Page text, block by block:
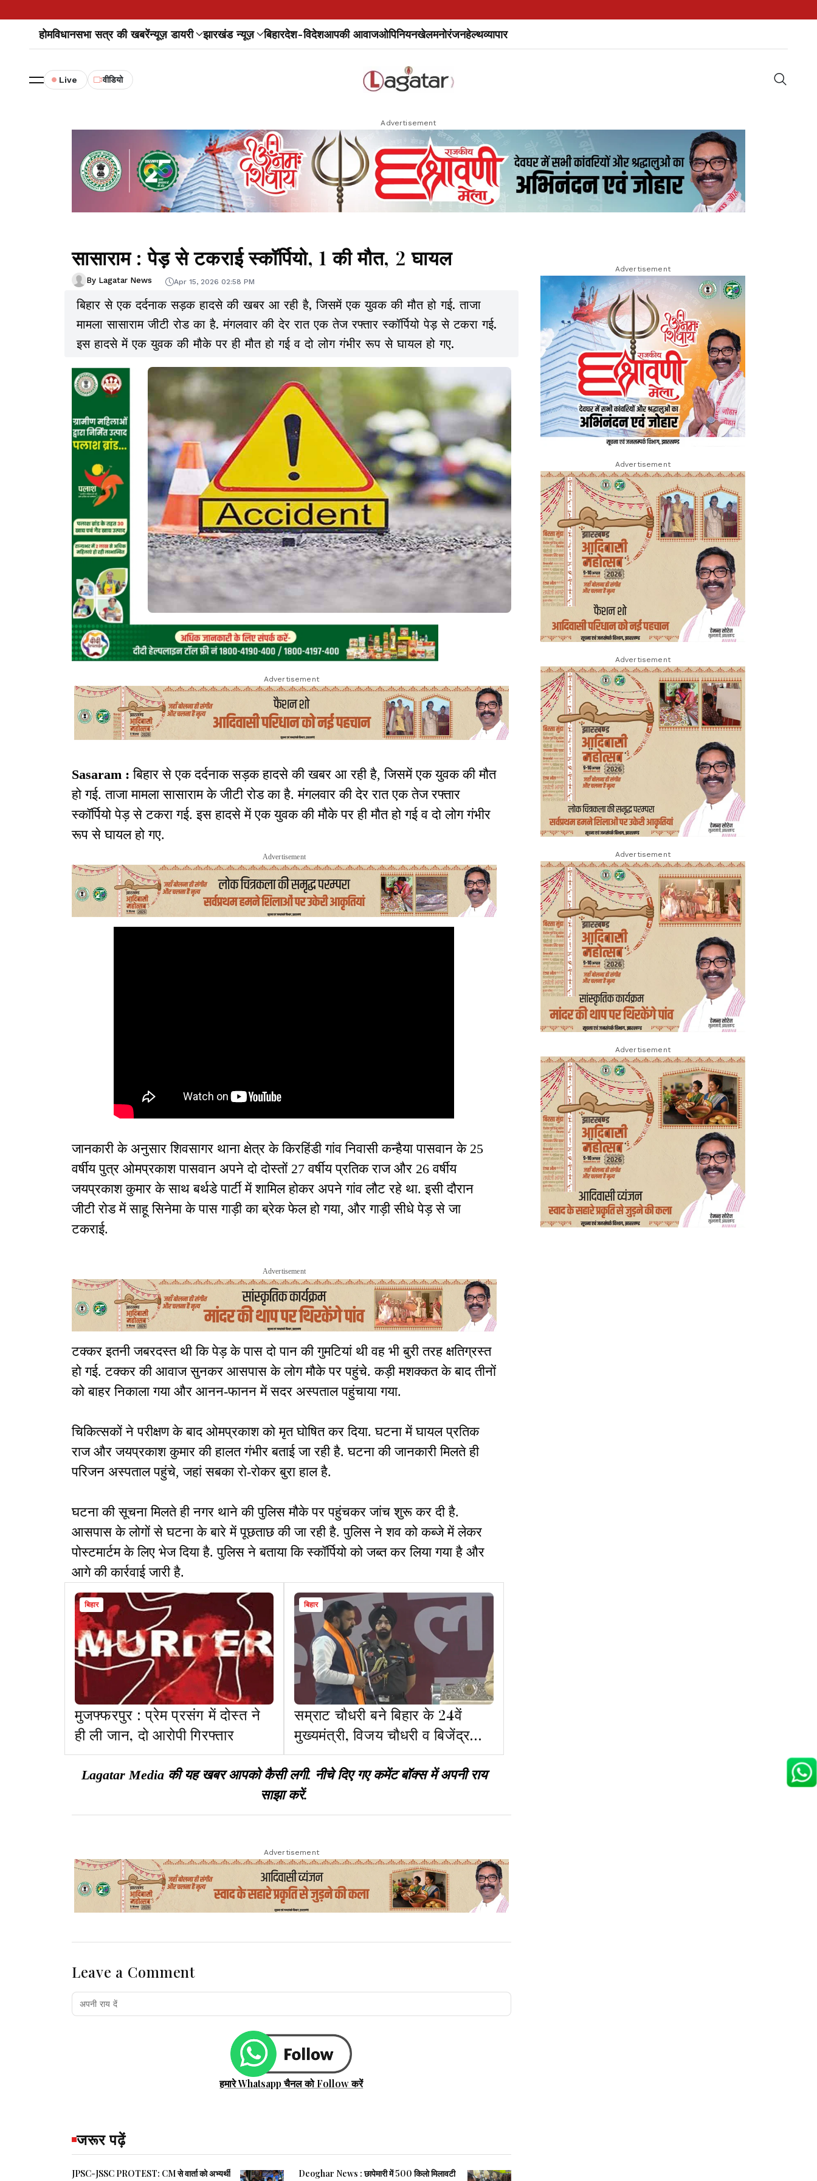
होमविधानसभा सत्र की खबरेंन्यूज़ डायरी झारखंड न्यूज़ बिहारदेश-विदेशआपकी आवाजओपिनियनखेलमनोरंजनहेल्थव्यापार
Live वीडियो
Advertisement
सासाराम : पेड़ से टकराई स्कॉर्पियो, 1 की मौत, 2 घायल
By Lagatar News Apr 15, 2026 02:58 PM
बिहार से एक दर्दनाक सड़क हादसे की खबर आ रही है, जिसमें एक युवक की मौत हो गई. ताजा
मामला सासाराम जीटी रोड का है. मंगलवार की देर रात एक तेज रफ्तार स्कॉर्पियो पेड़ से टकरा गई.
इस हादसे में एक युवक की मौके पर ही मौत हो गई व दो लोग गंभीर रूप से घायल हो गए.
Advertisement
Sasaram : बिहार से एक दर्दनाक सड़क हादसे की खबर आ रही है, जिसमें एक युवक की मौत
हो गई. ताजा मामला सासाराम के जीटी रोड का है. मंगलवार की देर रात एक तेज रफ्तार
स्कॉर्पियो पेड़ से टकरा गई. इस हादसे में एक युवक की मौके पर ही मौत हो गई व दो लोग गंभीर
रूप से घायल हो गए.
Advertisement
जानकारी के अनुसार शिवसागर थाना क्षेत्र के किरहिंडी गांव निवासी कन्हैया पासवान के 25
वर्षीय पुत्र ओमप्रकाश पासवान अपने दो दोस्तों 27 वर्षीय प्रतिक राज और 26 वर्षीय
जयप्रकाश कुमार के साथ बर्थडे पार्टी में शामिल होकर अपने गांव लौट रहे था. इसी दौरान
जीटी रोड में साहू सिनेमा के पास गाड़ी का ब्रेक फेल हो गया, और गाड़ी सीधे पेड़ से जा
टकराई.
Advertisement
टक्कर इतनी जबरदस्त थी कि पेड़ के पास दो पान की गुमटियां थी वह भी बुरी तरह क्षतिग्रस्त
हो गई. टक्कर की आवाज सुनकर आसपास के लोग मौके पर पहुंचे. कड़ी मशक्कत के बाद तीनों
को बाहर निकाला गया और आनन-फानन में सदर अस्पताल पहुंचाया गया.
चिकित्सकों ने परीक्षण के बाद ओमप्रकाश को मृत घोषित कर दिया. घटना में घायल प्रतिक
राज और जयप्रकाश कुमार की हालत गंभीर बताई जा रही है. घटना की जानकारी मिलते ही
परिजन अस्पताल पहुंचे, जहां सबका रो-रोकर बुरा हाल है.
घटना की सूचना मिलते ही नगर थाने की पुलिस मौके पर पहुंचकर जांच शुरू कर दी है.
आसपास के लोगों से घटना के बारे में पूछताछ की जा रही है. पुलिस ने शव को कब्जे में लेकर
पोस्टमार्टम के लिए भेज दिया है. पुलिस ने बताया कि स्कॉर्पियो को जब्त कर लिया गया है और
आगे की कार्रवाई जारी है.
बिहार
मुजफ्फरपुर : प्रेम प्रसंग में दोस्त ने
ही ली जान, दो आरोपी गिरफ्तार
बिहार
सम्राट चौधरी बने बिहार के 24वें
मुख्यमंत्री, विजय चौधरी व बिजेंद्र
यादव ने ली डिप्टी सीएम पद की शपथ
Lagatar Media की यह खबर आपको कैसी लगी. नीचे दिए गए कमेंट बॉक्स में अपनी राय
साझा करें.
Advertisement
Leave a Comment
हमारे Whatsapp चैनल को Follow करें
जरूर पढ़ें
JPSC-JSSC PROTEST: CM से वार्ता को अभ्यर्थी Deoghar News : छापेमारी में 500 किलो मिलावटी
Advertisement
Advertisement
Advertisement
Advertisement
Advertisement